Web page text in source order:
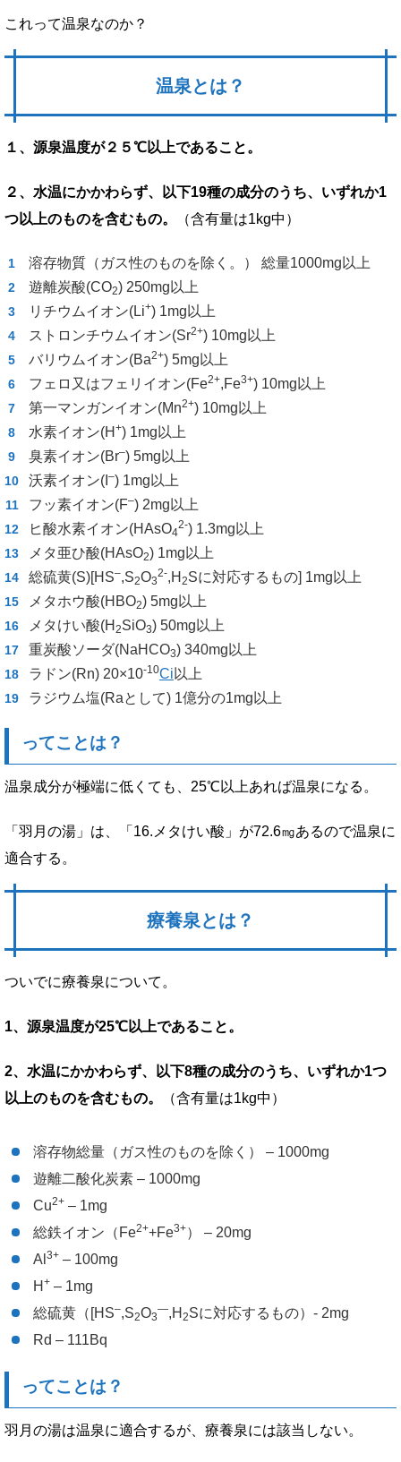
これって温泉なのか？
温泉とは？
１、源泉温度が２５℃以上であること。
２、水温にかかわらず、以下19種の成分のうち、いずれか1
つ以上のものを含むもの。
（含有量は1kg中）
溶存物質（ガス性のものを除く。） 総量1000mg以上
遊離炭酸(CO2) 250mg以上
リチウムイオン(Li+) 1mg以上
ストロンチウムイオン(Sr2+) 10mg以上
バリウムイオン(Ba2+) 5mg以上
フェロ又はフェリイオン(Fe2+,Fe3+) 10mg以上
第一マンガンイオン(Mn2+) 10mg以上
水素イオン(H +) 1mg以上
臭素イオン(Br–) 5mg以上
沃素イオン(I –) 1mg以上
フッ素イオン(F–) 2mg以上
ヒ酸水素イオン(HAsO4
2-) 1.3mg以上
メタ亜ひ酸(HAsO2) 1mg以上
総硫黄(S)[HS–,S2O3
2-,H 2Sに対応するもの] 1mg以上
メタホウ酸(HBO2) 5mg以上
メタけい酸(H 2SiO3) 50mg以上
重炭酸ソーダ(NaHCO3) 340mg以上
ラドン(Rn) 20×10-10Ci 以上
ラジウム塩(Raとして) 1億分の1mg以上
ってことは？
温泉成分が極端に低くても、25℃以上あれば温泉になる。
「羽月の湯」は、「16.メタけい酸」が72.6㎎あるので温泉に
適合する。
療養泉とは？
ついでに療養泉について。
1、源泉温度が25℃以上であること。
2、水温にかかわらず、以下8種の成分のうち、いずれか1つ
以上のものを含むもの。
（含有量は1kg中）
溶存物総量（ガス性のものを除く） – 1000mg
遊離二酸化炭素 – 1000mg
Cu2+– 1mg
総鉄イオン（Fe2++Fe3+） – 20mg
Al 3+– 100mg
H +– 1mg
総硫黄（[HS–,S2O3
—,H 2Sに対応するもの）- 2mg
Rd – 111Bq
ってことは？
羽月の湯は温泉に適合するが、療養泉には該当しない。